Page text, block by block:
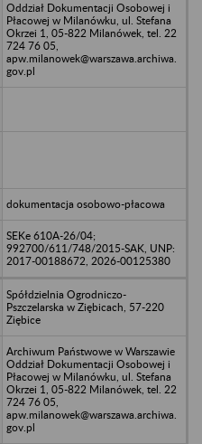
Oddział Dokumentacji Osobowej i
Płacowej w Milanówku, ul. Stefana
Okrzei 1, 05-822 Milanówek, tel. 22
724 76 05,
apw.milanowek@warszawa.archiwa.
gov.pl
dokumentacja osobowo-płacowa
SEKe 610A-26/04;
992700/611/748/2015-SAK, UNP:
2017-00188672, 2026-00125380
Spółdzielnia Ogrodniczo-
Pszczelarska w Ziębicach, 57-220
Ziębice
Archiwum Państwowe w Warszawie
Oddział Dokumentacji Osobowej i
Płacowej w Milanówku, ul. Stefana
Okrzei 1, 05-822 Milanówek, tel. 22
724 76 05,
apw.milanowek@warszawa.archiwa.
gov.pl